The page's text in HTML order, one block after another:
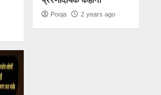
Pooja 2 years ago